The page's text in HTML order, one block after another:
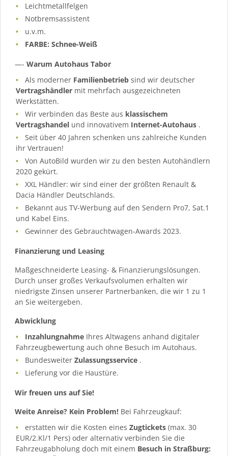
Leichtmetallfelgen
Notbremsassistent
u.v.m.
FARBE: Schnee-Weiß
—- Warum Autohaus Tabor
Als moderner Familienbetrieb sind wir deutscher
Vertragshändler mit mehrfach ausgezeichneten
Werkstätten.
Wir verbinden das Beste aus klassischem
Vertragshandel und innovativem Internet-Autohaus .
Seit über 40 Jahren schenken uns zahlreiche Kunden
ihr Vertrauen!
Von AutoBild wurden wir zu den besten Autohändlern
2020 gekürt.
XXL Händler: wir sind einer der größten Renault &
Dacia Händler Deutschlands.
Bekannt aus TV-Werbung auf den Sendern Pro7, Sat.1
und Kabel Eins.
Gewinner des Gebrauchtwagen-Awards 2023.
Finanzierung und Leasing
Maßgeschneiderte Leasing- & Finanzierungslösungen.
Durch unser großes Verkaufsvolumen erhalten wir
niedrigste Zinsen unserer Partnerbanken, die wir 1 zu 1
an Sie weitergeben.
Abwicklung
Inzahlungnahme Ihres Altwagens anhand digitaler
Fahrzeugbewertung auch ohne Besuch im Autohaus.
BundesweiterZulassungsservice .
Lieferung vor die Haustüre.
Wir freuen uns auf Sie!
Weite Anreise? Kein Problem! Bei Fahrzeugkauf:
erstatten wir die Kosten einesZugtickets (max. 30
EUR/2.Kl/1 Pers) oder alternativ verbinden Sie die
Fahrzeugabholung doch mit einem Besuch in Straßburg: